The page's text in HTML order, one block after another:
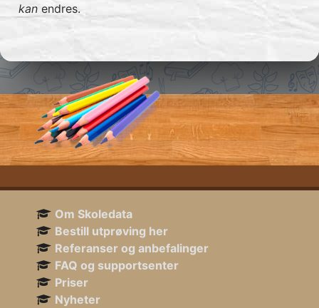
kan endres.
Om Skoledata
Bestill utprøving her
Referanser og anbefalinger
FAQ og supportsenter
Priser
Nyheter